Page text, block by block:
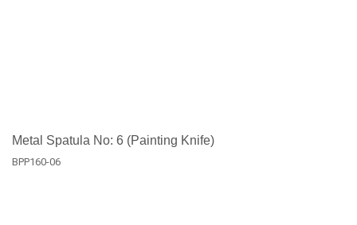
Metal Spatula No: 6 (Painting Knife)
BPP160-06